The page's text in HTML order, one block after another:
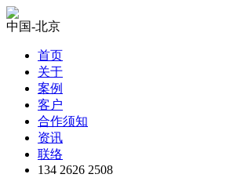
中国-北京
首页
关于
案例
客户
合作须知
资讯
联络
134 2626 2508